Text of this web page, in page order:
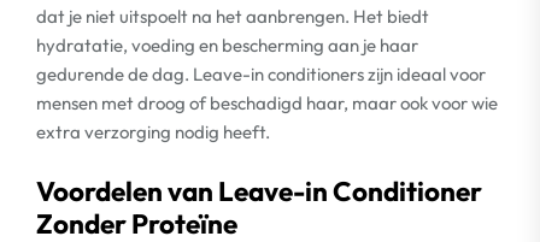
dat je niet uitspoelt na het aanbrengen. Het biedt
hydratatie, voeding en bescherming aan je haar
gedurende de dag. Leave-in conditioners zijn ideaal voor
mensen met droog of beschadigd haar, maar ook voor wie
extra verzorging nodig heeft.
Voordelen van Leave-in Conditioner
Zonder Proteïne